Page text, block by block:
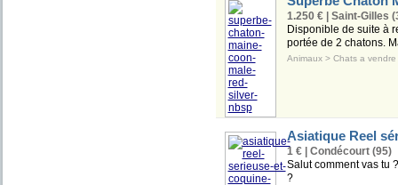
1.250 € | Saint-Gilles
Disponible de suite à
portée de 2 chatons.
Animaux> Chats a vendre
Asiatique Reel
1 € | Condécourt (95)
Salut comment vas tu
?